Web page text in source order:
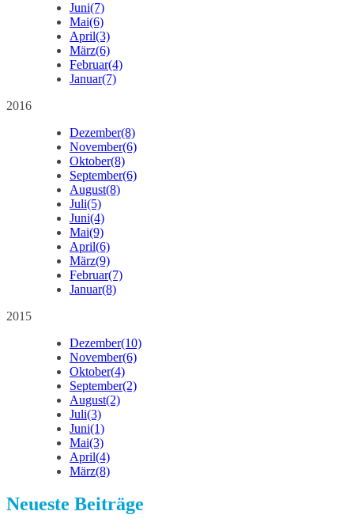
Juni(7)
Mai(6)
April(3)
März(6)
Februar(4)
Januar(7)
2016
Dezember(8)
November(6)
Oktober(8)
September(6)
August(8)
Juli(5)
Juni(4)
Mai(9)
April(6)
März(9)
Februar(7)
Januar(8)
2015
Dezember(10)
November(6)
Oktober(4)
September(2)
August(2)
Juli(3)
Juni(1)
Mai(3)
April(4)
März(8)
Neueste Beiträge